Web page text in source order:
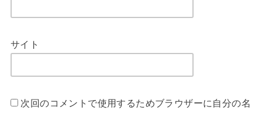
サイト
次回のコメントで使用するためブラウザーに自分の名